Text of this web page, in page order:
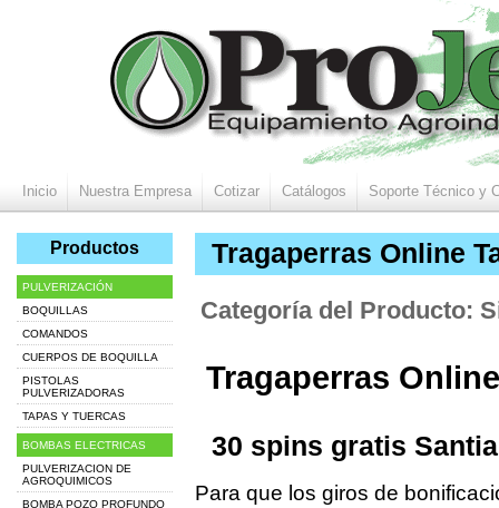
Inicio Nuestra Empresa Cotizar Catálogos Soporte Técnico y
Tragaperras Online
Categoría del Producto:
Tragaperras
30 spins gratis
Para que los giros de
Productos
PULVERIZACIÓN
BOQUILLAS
COMANDOS
CUERPOS DE BOQUILLA
PISTOLAS
PULVERIZADORAS
TAPAS Y TUERCAS
BOMBAS ELECTRICAS
PULVERIZACION DE
AGROQUIMICOS
BOMBA POZO PROFUNDO